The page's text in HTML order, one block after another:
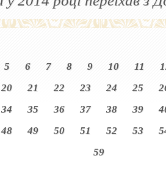
5 6 7 8 9 10 11
20 21 22 23 24 25
34 35 36 37 38 39
48 49 50 51 52 53
59